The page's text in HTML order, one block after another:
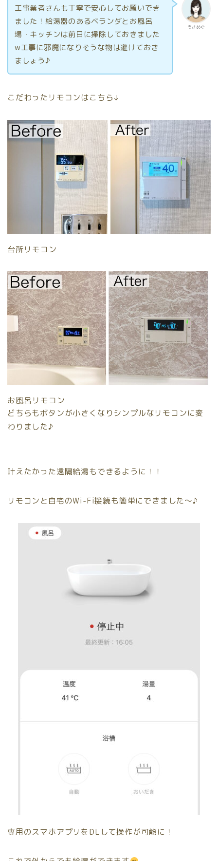
うさめぐ
工事業者さんも丁寧で安心してお願いでき
ました！給湯器のあるベランダとお風呂
場・キッチンは前日に掃除しておきました
w工事に邪魔になりそうな物は避けておき
ましょう♪
こだわったリモコンはこちら↓
台所リモコン
お風呂リモコン
どちらもボタンが小さくなりシンプルなリモコンに変
わりました♪
叶えたかった遠隔給湯もできるように！！
リモコンと自宅のWi-Fi接続も簡単にできました〜♪
専用のスマホアプリをDLして操作が可能に！